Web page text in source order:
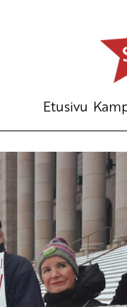
Etusivu
määrää